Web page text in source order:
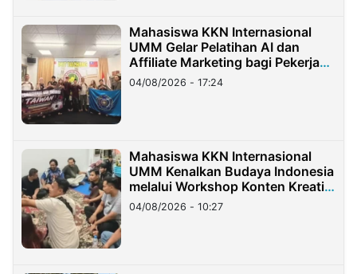
Mahasiswa KKN Internasional
UMM Gelar Pelatihan AI dan
Affiliate Marketing bagi Pekerja
Migran Indonesia di Taiwan
04/08/2026 - 17:24
Mahasiswa KKN Internasional
UMM Kenalkan Budaya Indonesia
melalui Workshop Konten Kreatif
di Taiwan
04/08/2026 - 10:27